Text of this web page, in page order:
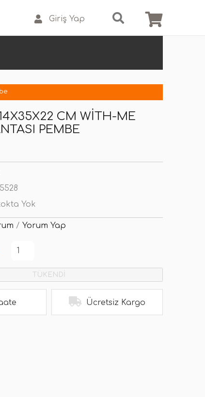
Giriş Yap
CM WITH-ME
PEMBE
Yok
/ Yorum Yap
TÜKENDİ
Ücretsiz Kargo